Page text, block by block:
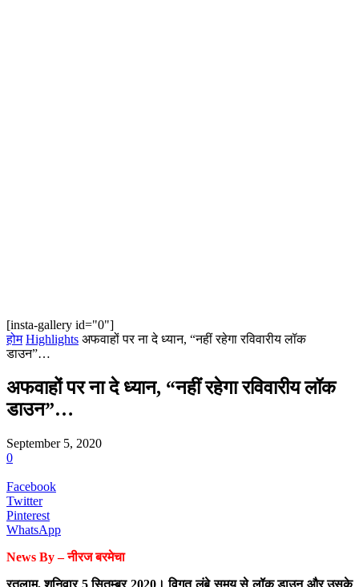
[insta-gallery id="0"]
होम Highlights अफवाहों पर ना दे ध्यान, “नहीं रहेगा रविवारीय लॉक
डाउन”…
अफवाहों पर ना दे ध्यान, “नहीं रहेगा रविवारीय लॉक
डाउन”…
September 5, 2020
0
Facebook
Twitter
Pinterest
WhatsApp
News By – नीरज बरमेचा
रतलाम, शनिवार 5सितम्बर2020। विगत लंबे समय से लॉक डाउन और उसके